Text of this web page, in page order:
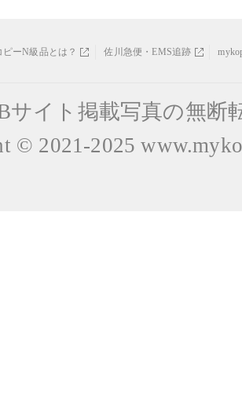
ピーN級品とは？ 佐川急便・EMS追跡
サイト掲載写真の無断
© 2021-2025